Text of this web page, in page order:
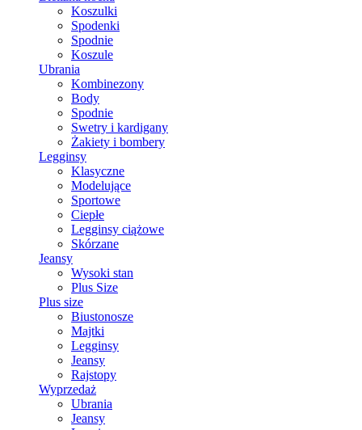
Koszulki
Spodenki
Spodnie
Koszule
Ubrania
Kombinezony
Body
Spodnie
Swetry i kardigany
Żakiety i bombery
Legginsy
Klasyczne
Modelujące
Sportowe
Ciepłe
Legginsy ciążowe
Skórzane
Jeansy
Wysoki stan
Plus Size
Plus size
Biustonosze
Majtki
Legginsy
Jeansy
Rajstopy
Wyprzedaż
Ubrania
Jeansy